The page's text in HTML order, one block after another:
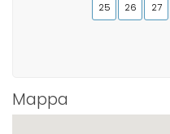
25 26 27
Mappa